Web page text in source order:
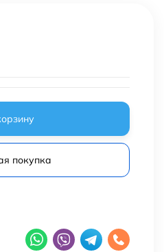
покупка